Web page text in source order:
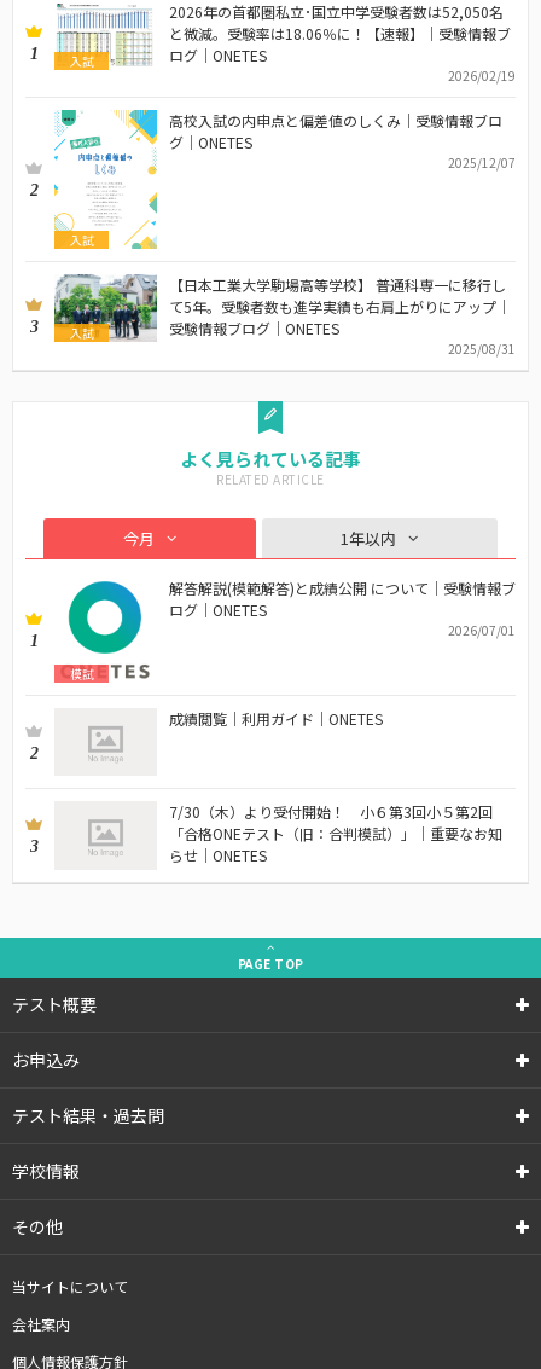
1 入試
2026年の首都圏私立･国立中学受験者数は52,050名
と微減。受験率は18.06％に！【速報】｜受験情報ブ
ログ｜ONETES
2026/02/19
2
入試
高校入試の内申点と偏差値のしくみ｜受験情報ブロ
グ｜ONETES
2025/12/07
3 入試
【日本工業大学駒場高等学校】 普通科専一に移行し
て5年。受験者数も進学実績も右肩上がりにアップ｜
受験情報ブログ｜ONETES
2025/08/31
よく見られている記事
今月 1年以内
1
模試
解答解説(模範解答)と成績公開 について｜受験情報ブ
ログ｜ONETES
2026/07/01
2
成績閲覧｜利用ガイド｜ONETES
3
7/30（木）より受付開始！ 小６第3回小５第2回
「合格ONEテスト（旧：合判模試）」｜重要なお知
らせ｜ONETES
PAGE TOP
テスト概要
お申込み
テスト結果・過去問
学校情報
その他
当サイトについて
会社案内
個人情報保護方針